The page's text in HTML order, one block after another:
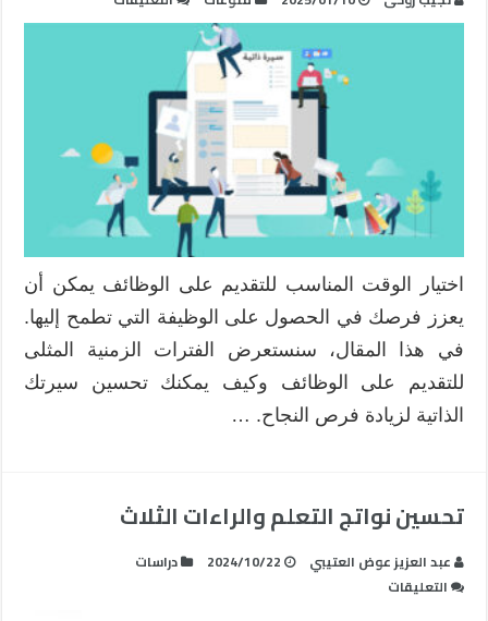
أفضل
وكيفية
تحسين
سيرتك
الذاتية
اختيار الوقت المناسب للتقديم على الوظائف يمكن أن
يعزز فرصك في الحصول على الوظيفة التي تطمح إليها.
في هذا المقال، سنستعرض الفترات الزمنية المثلى
للتقديم على الوظائف وكيف يمكنك تحسين سيرتك
الذاتية لزيادة فرص النجاح. …
تحسين نواتج التعلم والراءات الثلاث
عبد العزيز عوض العتيبي 2024/10/22
دراسات
التعليقات